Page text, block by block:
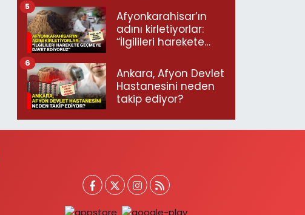
Afyonkarahisar’ın
adını kirletiyorlar:
“İlgilileri harekete
ediyoruz”
5
Ankara, Afyon Devlet
Hastanesini neden
takip ediyor?
6